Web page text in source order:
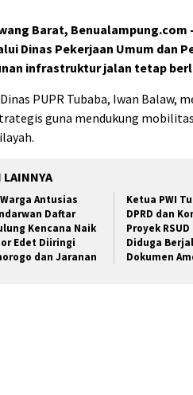
Barat,
Dinas Pekerjaan Umum dan
infrastruktur jalan tetap
PUPR Tubaba, Iwan Balaw,
guna mendukung
LAINNYA
Antusias
Daftar
Kencana Naik
Edet Diiringi
dan Jaranan
Ketua PWI
DPRD dan
Proyek
Diduga
Dokumen